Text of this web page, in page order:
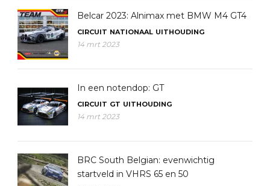
Belcar 2023: Alnimax met BMW M4 GT4
CIRCUIT NATIONAAL UITHOUDING
14 mrt 2023
In een notendop: GT
CIRCUIT GT UITHOUDING
14 mrt 2023
BRC South Belgian: evenwichtig
startveld in VHRS 65 en 50